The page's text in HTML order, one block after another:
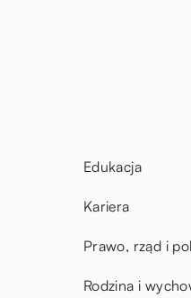
Edukacja
Kariera
Prawo, rząd i
Rodzina i